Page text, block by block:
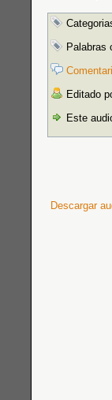
Palabras
Editado
Este
Descargar